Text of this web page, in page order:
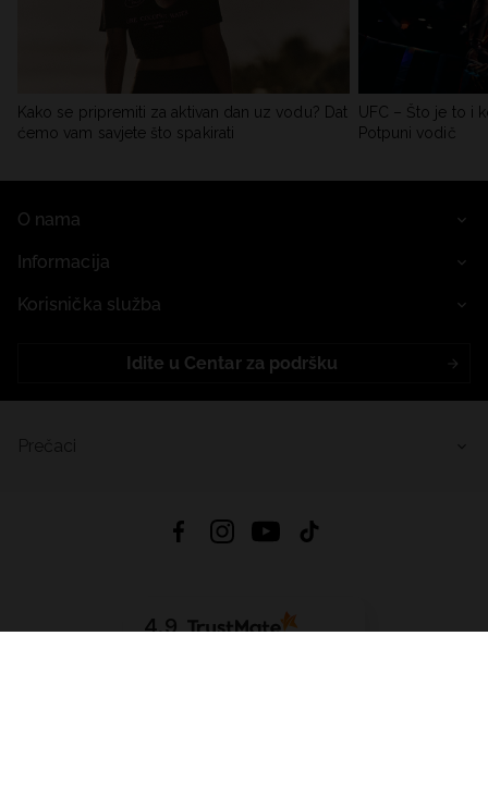
Kako se pripremiti za aktivan dan uz vodu? Dat
ćemo vam savjete što spakirati
UFC – Što je to i
Potpuni vodič
O nama
Informacija
Korisnička služba
Idite u Centar za podršku
4.9